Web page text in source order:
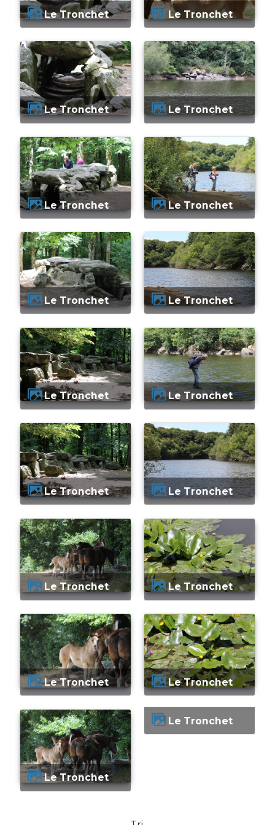
Le Tronchet
Le Tronchet
Le Tronchet
Le Tronchet
Le Tronchet
Le Tronchet
Le Tronchet
Le Tronchet
Le Tronchet
Le Tronchet
Le Tronchet
Le Tronchet
Le Tronchet
Le Tronchet
Le Tronchet
Le Tronchet
Le Tronchet
Le Tronchet